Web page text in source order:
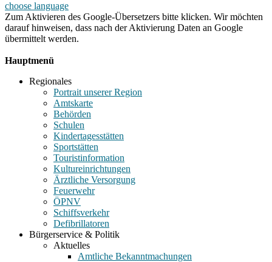
choose language
Zum Aktivieren des Google-Übersetzers bitte klicken. Wir möchten
darauf hinweisen, dass nach der Aktivierung Daten an Google
übermittelt werden.
Hauptmenü
Regionales
Portrait unserer Region
Amtskarte
Behörden
Schulen
Kindertagesstätten
Sportstätten
Touristinformation
Kultureinrichtungen
Ärztliche Versorgung
Feuerwehr
ÖPNV
Schiffsverkehr
Defibrillatoren
Bürgerservice & Politik
Aktuelles
Amtliche Bekanntmachungen